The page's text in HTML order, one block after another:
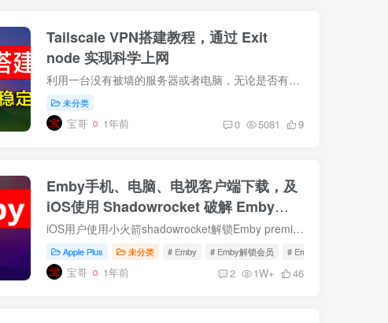
Tailscale VPN搭建教程，通过 Exit
node 实现科学上网
利用一台没有被墙的服务器或者电脑，无论是否有公网IP，都可以作为外部节点实现其他电脑科学上网。 完整视频教程在YouTube：https://youtu.be/Mj2VDIugcd0 第一步：白嫖一个境外服务器 有一张Vi...
未分类
宝哥 1年前 0 5081 9
Emby手机、电脑、电视客户端下载，及
iOS使用 Shadowrocket 破解 Emby
Premiere 教程
iOS用户使用小火箭shadowrocket解锁Emby premiere会员。
Apple Plus 未分类 # Emby # Emby解锁会员 # Emby客户端
宝哥 1年前 2 1W+ 46